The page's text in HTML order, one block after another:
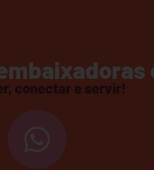
conectar e servir!